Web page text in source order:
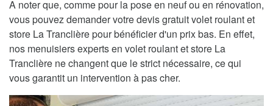
A noter que, comme pour la pose en neuf ou en rénovation,
vous pouvez demander votre devis gratuit volet roulant et
store La Tranclière pour bénéficier d'un prix bas. En effet,
nos menuisiers experts en volet roulant et store La
Tranclière ne changent que le strict nécessaire, ce qui
vous garantit un intervention à pas cher.